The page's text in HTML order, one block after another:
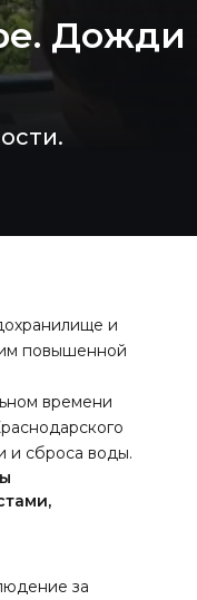
и
повышенной
времени
и сброса воды.
за